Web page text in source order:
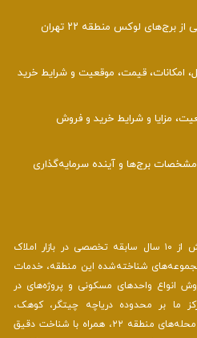
لوکس منطقه ۲۲ تهران
امکانات، قیمت، موقعیت و شرایط خرید
ما در املاک برج بلند چیتگر با بیش از ۱۰ سال سابقه تخصصی در بازار املاک
از مجموعه‌های شناخته‌شده این منطقه، خدمات
انواع واحدهای مسکونی و پروژه‌های در
ما بر محدوده دریاچه چیتگر، کوهک،
مرواریدشهر، شهرک گلستان و سایر محله‌های منطقه ۲۲، همراه با شناخت دقیق